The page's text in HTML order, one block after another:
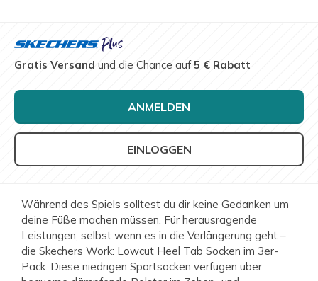
Gratis Versand und die Chance auf5 € Rabatt
ANMELDEN
EINLOGGEN
Während des Spiels solltest du dir keine Gedanken um
deine Füße machen müssen. Für herausragende
Leistungen, selbst wenn es in die Verlängerung geht –
die Skechers Work: Lowcut Heel Tab Socken im 3er-
Pack. Diese niedrigen Sportsocken verfügen über